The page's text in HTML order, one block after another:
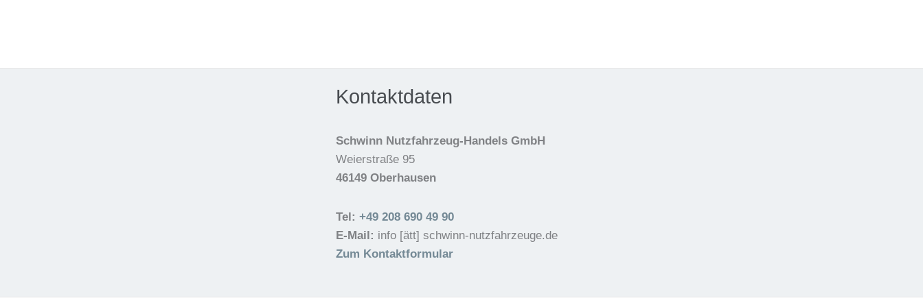
Kontaktdaten
Schwinn Nutzfahrzeug-Handels GmbH
Weierstraße 95
46149 Oberhausen
Tel: +49 208 690 49 90
E-Mail: info [ätt] schwinn-nutzfahrzeuge.de
Zum Kontaktformular